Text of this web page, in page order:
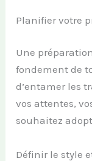
Planifier votre
Une
fondement de
d’entamer les
vos attentes,
souhaitez
Définir le style